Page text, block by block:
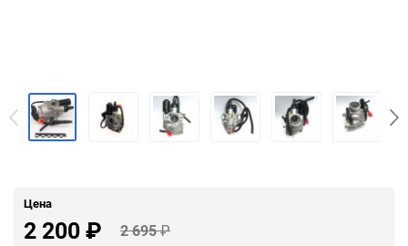
Цена
2 200₽ 2 695₽